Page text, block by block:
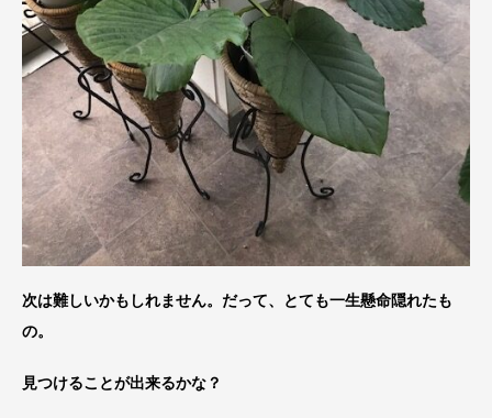
次は難しいかもしれません。だって、とても一生懸命隠れたも
の。
見つけることが出来るかな？